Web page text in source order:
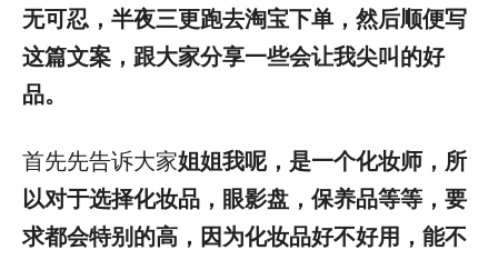
无可忍，半夜三更跑去淘宝下单，然后顺便写
这篇文案，跟大家分享一些会让我尖叫的好
品。
首先先告诉大家姐姐我呢，是一个化妆师，所
以对于选择化妆品，眼影盘，保养品等等，要
求都会特别的高，因为化妆品好不好用，能不